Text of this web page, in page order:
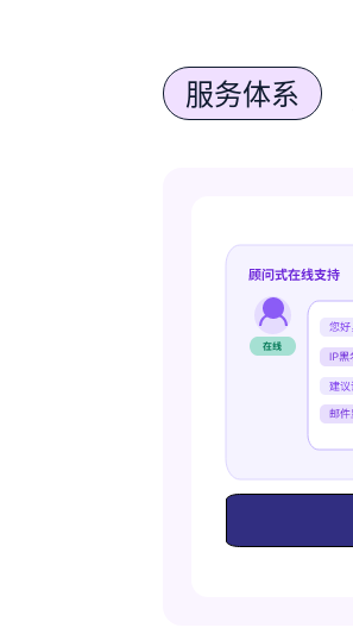
服务体系